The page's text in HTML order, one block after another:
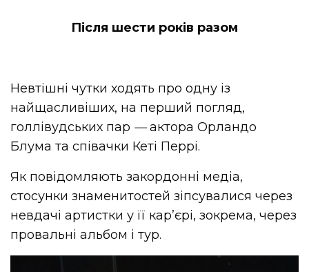
Після шести років разом
Невтішні чутки ходять про одну із
найщасливіших, на перший погляд,
голлівудських пар —актора Орландо
Блума та співачки Кеті Перрі.
Як повідомляють закордонні медіа,
стосунки знаменитостей зіпсувалися через
невдачі артистки у її кар’єрі, зокрема, через
провальні альбом і тур.